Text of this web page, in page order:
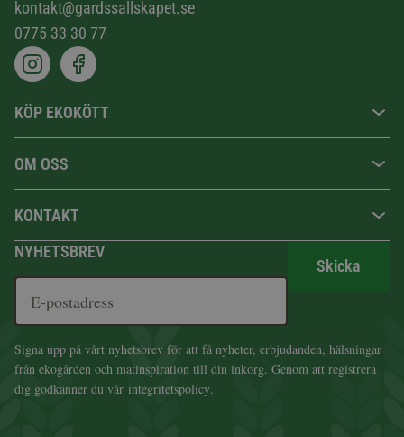
kontakt@gardssallskapet.se
0775 33 30 77
KÖP EKOKÖTT
OM OSS
KONTAKT
NYHETSBREV
Skicka
Signa upp på vårt nyhetsbrev för att få nyheter, erbjudanden, hälsningar
från ekogården och matinspiration till din inkorg. Genom att registrera
dig godkänner du vår integritetspolicy.